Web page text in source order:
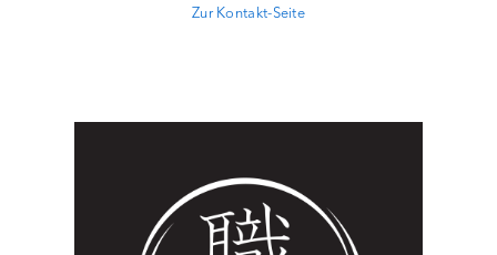
Zur Kontakt-Seite